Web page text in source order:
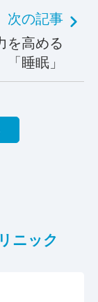
次の記事
を高める
「睡眠」
ニック